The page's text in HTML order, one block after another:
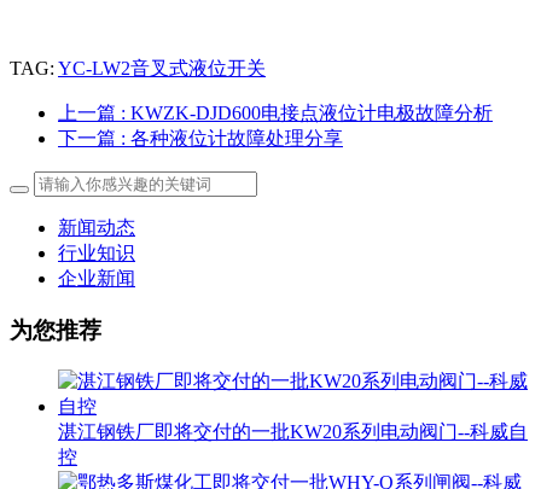
TAG: YC-LW2音叉式液位开关
上一篇 : KWZK-DJD600电接点液位计电极故障分析
下一篇 : 各种液位计故障处理分享
新闻动态
行业知识
企业新闻
为您推荐
湛江钢铁厂即将交付的一批KW20系列电动阀门--科威自
控